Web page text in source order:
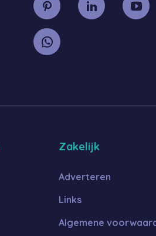
Zakelijk
Adverteren
Links
Algemene